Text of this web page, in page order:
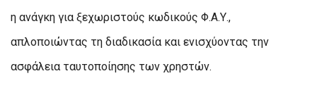
η ανάγκη για ξεχωριστούς κωδικούς Φ.Α.Υ.,
απλοποιώντας τη διαδικασία και ενισχύοντας την
ασφάλεια ταυτοποίησης των χρηστών.